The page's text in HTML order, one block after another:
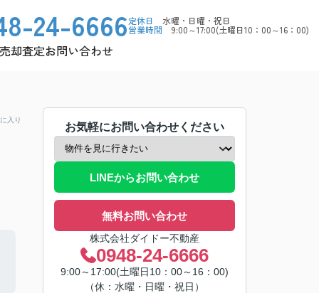
24-6666定休日 水曜・日曜・祝日
営業時間 9:00～17:00(土曜日10：00～16：00)
売却査定お問い合わせ
入り
お気軽にお問い合わせください
LINEからお問い合わせ
無料お問い合わせ
株式会社ダイドー不動産
0948-24-6666
9:00～17:00(土曜日10：00～16：00)
（休：水曜・日曜・祝日）